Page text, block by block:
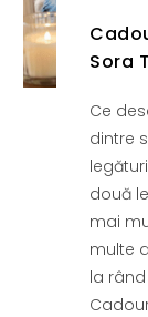
Sora
Ce
dintre
două
mai
multe
la